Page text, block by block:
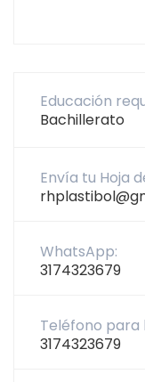
Educación
Bachillerato
Envía tu Hoja
WhatsApp:
3174323679
Teléfono para
3174323679